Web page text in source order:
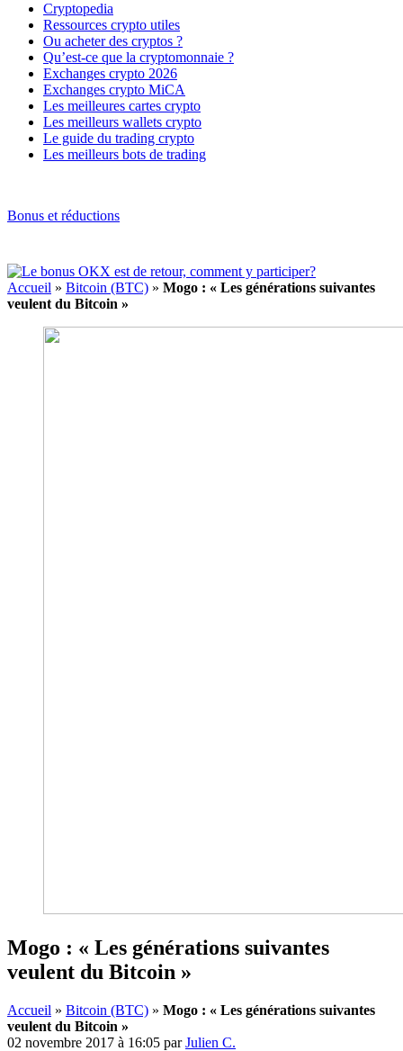
Cryptopedia
Ressources crypto utiles
Ou acheter des cryptos ?
Qu’est-ce que la cryptomonnaie ?
Exchanges crypto 2026
Exchanges crypto MiCA
Les meilleures cartes crypto
Les meilleurs wallets crypto
Le guide du trading crypto
Les meilleurs bots de trading
Bonus et réductions
Accueil » Bitcoin (BTC) » Mogo : « Les générations suivantes
veulent du Bitcoin »
Mogo : « Les générations suivantes
veulent du Bitcoin »
Accueil » Bitcoin (BTC) » Mogo : « Les générations suivantes
veulent du Bitcoin »
02 novembre 2017 à 16:05 parJulien C.